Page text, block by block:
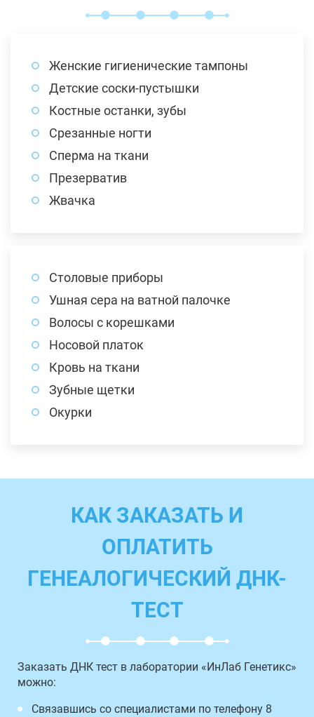
Женские гигиенические тампоны
Детские соски-пустышки
Костные останки, зубы
Срезанные ногти
Сперма на ткани
Презерватив
Жвачка
Столовые приборы
Ушная сера на ватной палочке
Волосы с корешками
Носовой платок
Кровь на ткани
Зубные щетки
Окурки
КАК ЗАКАЗАТЬ И
ОПЛАТИТЬ
ГЕНЕАЛОГИЧЕСКИЙ ДНК-
ТЕСТ
Заказать ДНК тест в лаборатории «ИнЛаб Генетикс»
можно:
Связавшись со специалистами по телефону 8